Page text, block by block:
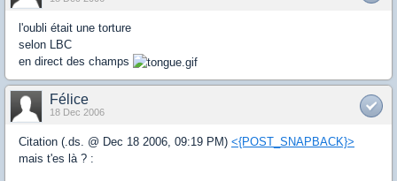
l'oubli était une torture
selon LBC
en direct des champs
Félice
18 Dec 2006
Citation (.ds. @ Dec 18 2006, 09:19 PM) <{POST_SNAPBACK}>
mais t'es là ? :